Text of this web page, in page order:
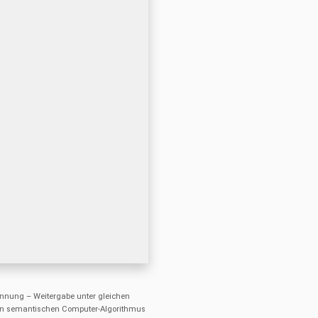
– Weitergabe unter gleichen
semantischen Computer-Algorithmus